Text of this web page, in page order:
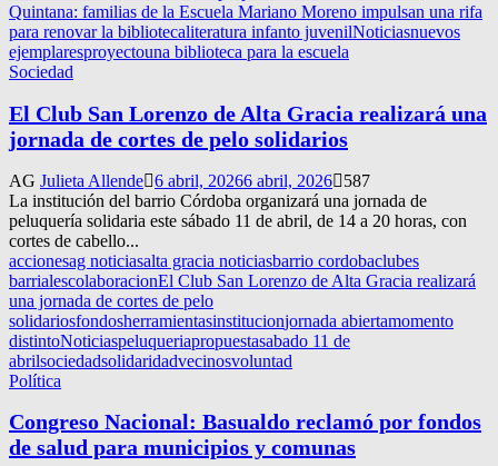
Quintana: familias de la Escuela Mariano Moreno impulsan una rifa
para renovar la bibliotecaliteratura infanto juvenilNoticiasnuevos
ejemplaresproyectouna biblioteca para la escuela
Sociedad
El Club San Lorenzo de Alta Gracia realizará una
jornada de cortes de pelo solidarios
AG Julieta Allende 6 abril, 20266 abril, 2026
587
La institución del barrio Córdoba organizará una jornada de
peluquería solidaria este sábado 11 de abril, de 14 a 20 horas, con
cortes de cabello...
accionesag noticiasalta gracia noticiasbarrio cordobaclubes
barrialescolaboracionEl Club San Lorenzo de Alta Gracia realizará
una jornada de cortes de pelo
solidariosfondosherramientasinstitucionjornada abiertamomento
distintoNoticiaspeluqueriapropuestasabado 11 de
abrilsociedadsolidaridadvecinosvoluntad
Política
Congreso Nacional: Basualdo reclamó por fondos
de salud para municipios y comunas